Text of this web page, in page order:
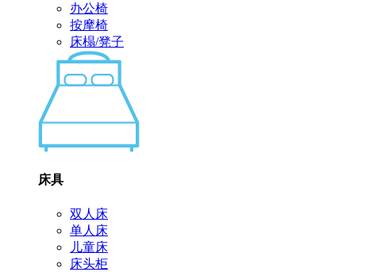
办公椅
按摩椅
床榻/凳子
床具
双人床
单人床
儿童床
床头柜